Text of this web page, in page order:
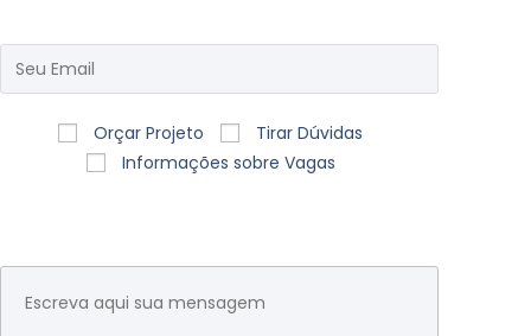
Orçar Projeto
Tirar Dúvidas
Informações sobre Vagas